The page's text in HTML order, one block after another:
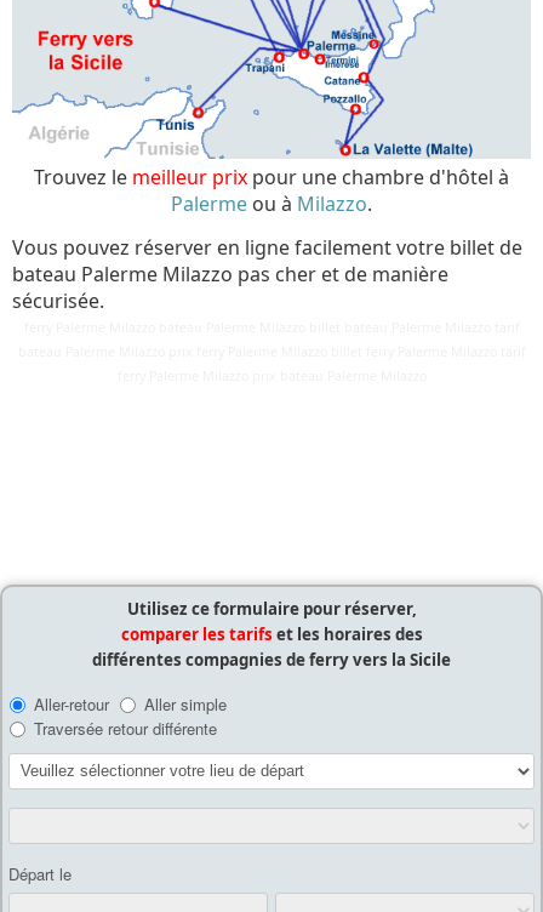
Trouvez le meilleur prix pour une chambre d'hôtel à
Palerme ou à Milazzo.
Vous pouvez réserver en ligne facilement votre billet de
bateau Palerme Milazzo pas cher et de manière
sécurisée.
Utilisez ce formulaire pour réserver,
comparer les tarifs et les horaires des
différentes compagnies de ferry vers la Sicile